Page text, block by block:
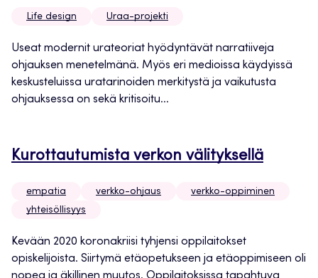
Life design Uraa-projekti
Useat modernit urateoriat hyödyntävät narratiiveja
ohjauksen menetelmänä. Myös eri medioissa käydyissä
keskusteluissa uratarinoiden merkitystä ja vaikutusta
ohjauksessa on sekä kritisoitu...
Kurottautumista verkon välityksellä
empatia verkko-ohjaus
verkko-oppiminen
yhteisöllisyys
Kevään 2020 koronakriisi tyhjensi oppilaitokset
opiskelijoista. Siirtymä etäopetukseen ja etäoppimiseen oli